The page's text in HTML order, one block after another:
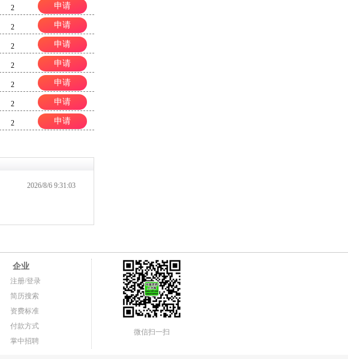
2 申请
2 申请
2 申请
2 申请
2 申请
2 申请
2 申请
2026/8/6 9:31:03
企业
注册/登录
简历搜索
资费标准
付款方式
掌中招聘
微信扫一扫